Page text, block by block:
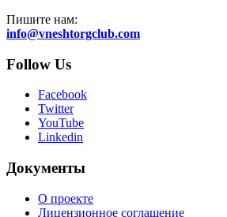
Пишите нам:
info@vneshtorgclub.com
Follow Us
Facebook
Twitter
YouTube
Linkedin
Документы
О проекте
Лицензионное соглашение